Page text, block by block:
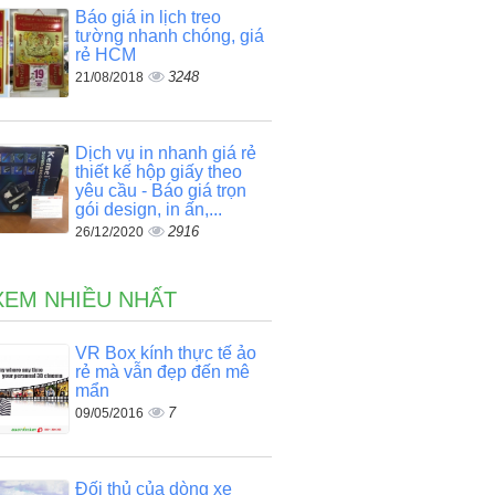
Báo giá in lịch treo
tường nhanh chóng, giá
rẻ HCM
21/08/2018 3248
Dịch vụ in nhanh giá rẻ
thiết kế hộp giấy theo
yêu cầu - Báo giá trọn
gói design, in ấn,...
26/12/2020 2916
NHIỀU NHẤT
VR Box kính thực tế ảo
rẻ mà vẫn đẹp đến mê
mẩn
09/05/2016 7
Đối thủ của dòng xe